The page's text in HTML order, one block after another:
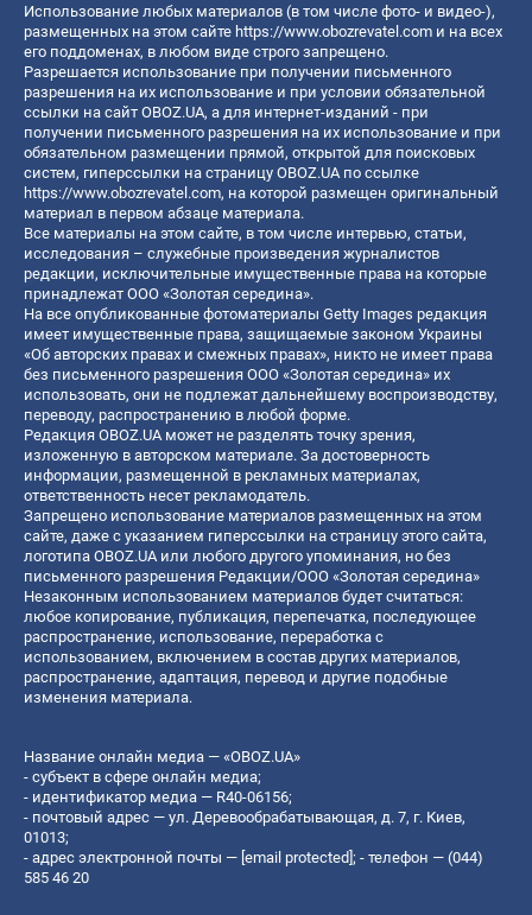
Использование любых материалов (в том числе фото- и видео-),
размещенных на этом сайте https://www.obozrevatel.com и на всех
его поддоменах, в любом виде строго запрещено.
Разрешается использование при получении письменного
разрешения на их использование и при условии обязательной
ссылки на сайт OBOZ.UA, а для интернет-изданий - при
получении письменного разрешения на их использование и при
обязательном размещении прямой, открытой для поисковых
систем, гиперссылки на страницу OBOZ.UA по ссылке
https://www.obozrevatel.com, на которой размещен оригинальный
материал в первом абзаце материала.
Все материалы на этом сайте, в том числе интервью, статьи,
исследования – служебные произведения журналистов
редакции, исключительные имущественные права на которые
принадлежат ООО «Золотая середина».
На все опубликованные фотоматериалы Getty Images редакция
имеет имущественные права, защищаемые законом Украины
«Об авторских правах и смежных правах», никто не имеет права
без письменного разрешения ООО «Золотая середина» их
использовать, они не подлежат дальнейшему воспроизводству,
переводу, распространению в любой форме.
Редакция OBOZ.UA может не разделять точку зрения,
изложенную в авторском материале. За достоверность
информации, размещенной в рекламных материалах,
ответственность несет рекламодатель.
Запрещено использование материалов размещенных на этом
сайте, даже с указанием гиперссылки на страницу этого сайта,
логотипа OBOZ.UA или любого другого упоминания, но без
письменного разрешения Редакции/ООО «Золотая середина»
Незаконным использованием материалов будет считаться:
любое копирование, публикация, перепечатка, последующее
распространение, использование, переработка с
использованием, включением в состав других материалов,
распространение, адаптация, перевод и другие подобные
изменения материала.
Название онлайн медиа — «OBOZ.UA»
- субъект в сфере онлайн медиа;
- идентификатор медиа — R40-06156;
- почтовый адрес — ул. Деревообрабатывающая, д. 7, г. Киев,
01013;
- адрес электронной почты — [email protected]; - телефон — (044)
585 46 20